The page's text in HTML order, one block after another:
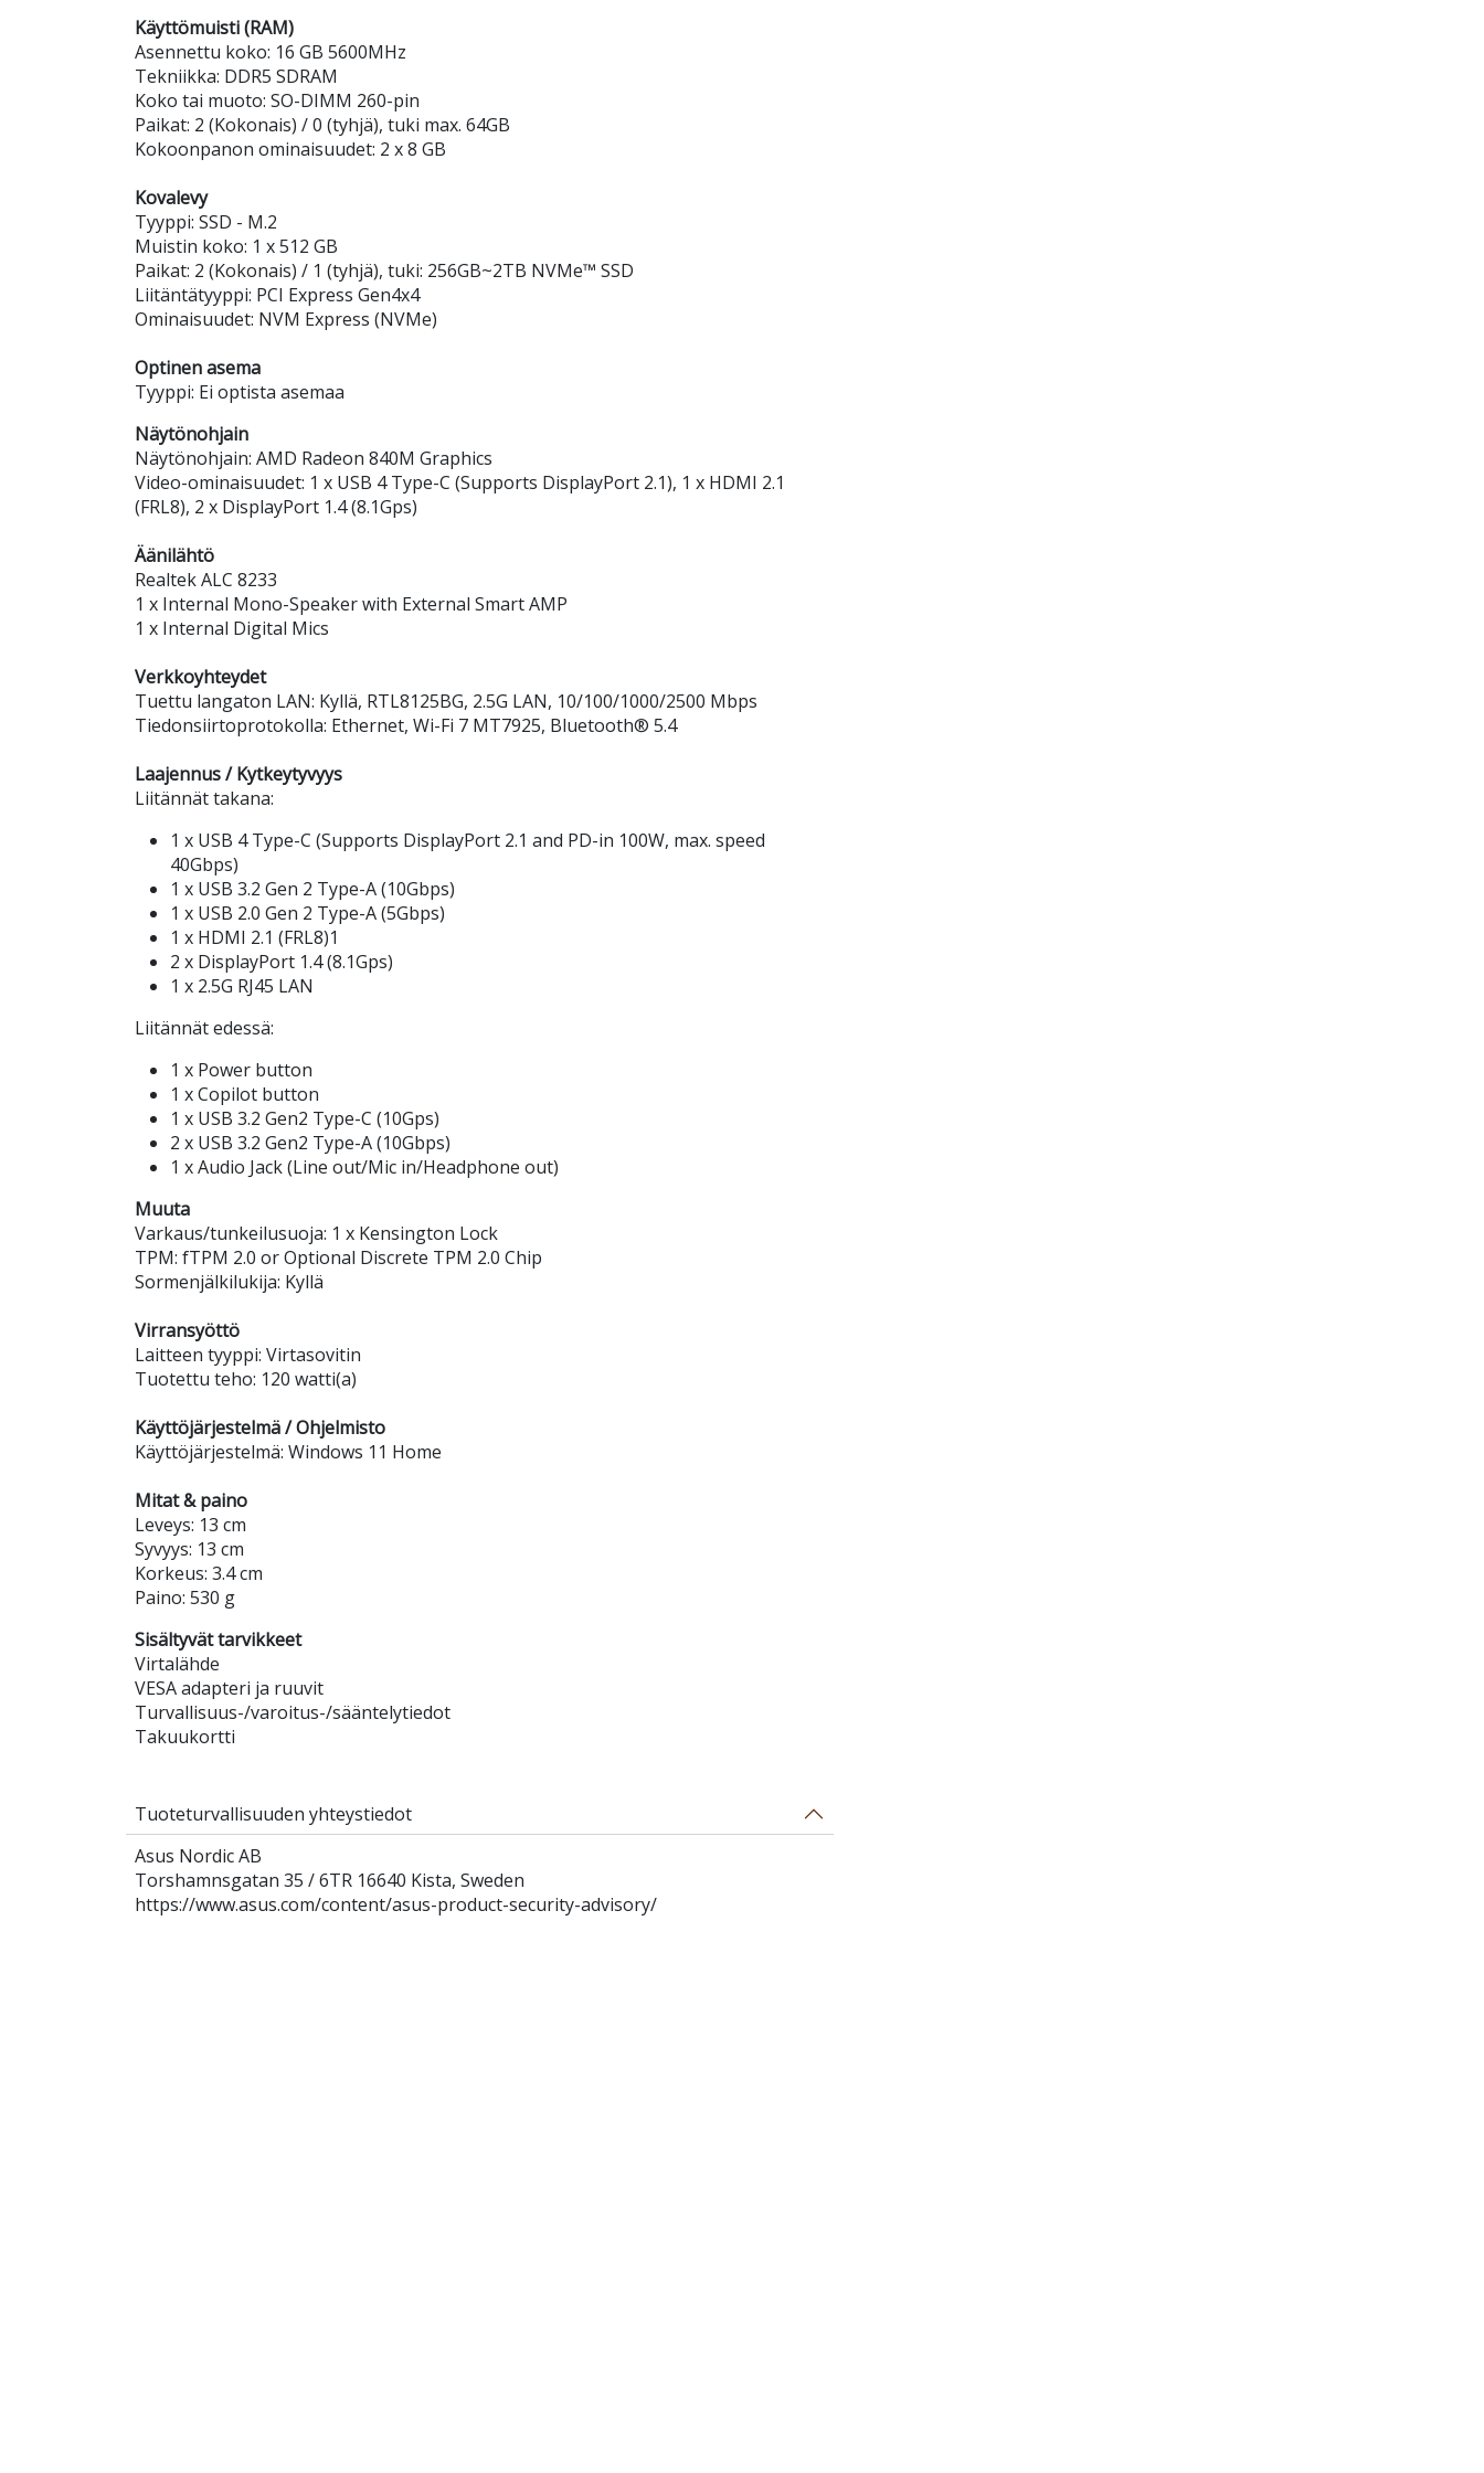
Käyttömuisti (RAM)
Asennettu koko: 16 GB 5600MHz
Tekniikka: DDR5 SDRAM
Koko tai muoto: SO-DIMM 260-pin
Paikat: 2 (Kokonais) / 0 (tyhjä), tuki max. 64GB
Kokoonpanon ominaisuudet: 2 x 8 GB
Kovalevy
Tyyppi: SSD - M.2
Muistin koko: 1 x 512 GB
Paikat: 2 (Kokonais) / 1 (tyhjä), tuki: 256GB~2TB NVMe™ SSD
Liitäntätyyppi: PCI Express Gen4x4
Ominaisuudet: NVM Express (NVMe)
Optinen asema
Tyyppi: Ei optista asemaa
Näytönohjain
Näytönohjain: AMD Radeon 840M Graphics
Video-ominaisuudet: 1 x USB 4 Type-C (Supports DisplayPort 2.1), 1 x HDMI 2.1
(FRL8), 2 x DisplayPort 1.4 (8.1Gps)
Äänilähtö
Realtek ALC 8233
1 x Internal Mono-Speaker with External Smart AMP
1 x Internal Digital Mics
Verkkoyhteydet
Tuettu langaton LAN: Kyllä, RTL8125BG, 2.5G LAN, 10/100/1000/2500 Mbps
Tiedonsiirtoprotokolla: Ethernet, Wi-Fi 7 MT7925, Bluetooth® 5.4
Laajennus / Kytkeytyvyys
Liitännät takana:
1 x USB 4 Type-C (Supports DisplayPort 2.1 and PD-in 100W, max. speed
40Gbps)
1 x USB 3.2 Gen 2 Type-A (10Gbps)
1 x USB 2.0 Gen 2 Type-A (5Gbps)
1 x HDMI 2.1 (FRL8)1
2 x DisplayPort 1.4 (8.1Gps)
1 x 2.5G RJ45 LAN
Liitännät edessä:
1 x Power button
1 x Copilot button
1 x USB 3.2 Gen2 Type-C (10Gps)
2 x USB 3.2 Gen2 Type-A (10Gbps)
1 x Audio Jack (Line out/Mic in/Headphone out)
Muuta
Varkaus/tunkeilusuoja: 1 x Kensington Lock
TPM: fTPM 2.0 or Optional Discrete TPM 2.0 Chip
Sormenjälkilukija: Kyllä
Virransyöttö
Laitteen tyyppi: Virtasovitin
Tuotettu teho: 120 watti(a)
Käyttöjärjestelmä / Ohjelmisto
Käyttöjärjestelmä: Windows 11 Home
Mitat & paino
Leveys: 13 cm
Syvyys: 13 cm
Korkeus: 3.4 cm
Paino: 530 g
Sisältyvät tarvikkeet
Virtalähde
VESA adapteri ja ruuvit
Turvallisuus-/varoitus-/sääntelytiedot
Takuukortti
Tuoteturvallisuuden yhteystiedot
Asus Nordic AB
Torshamnsgatan 35 / 6TR 16640 Kista, Sweden
https://www.asus.com/content/asus-product-security-advisory/